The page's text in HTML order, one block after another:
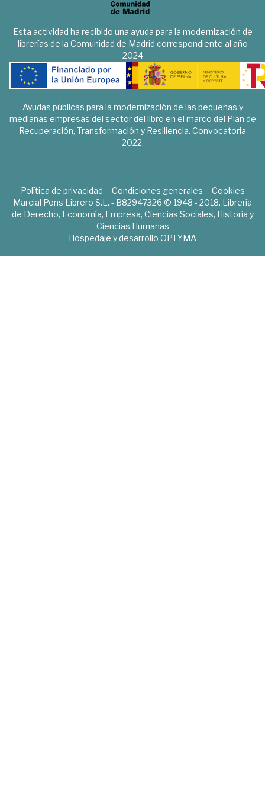
Esta actividad ha recibido una ayuda para la modernización de
librerías de la Comunidad de Madrid correspondiente al año
2024
Ayudas públicas para la modernización de las pequeñas y
medianas empresas del sector del libro en el marco del Plan de
Recuperación, Transformación y Resiliencia. Convocatoria
2022.
Política de privacidad Condiciones generales
Cookies
Marcial Pons Librero S.L. - B82947326 © 1948 - 2018. Librería
de Derecho, Economía, Empresa, Ciencias Sociales, Historia y
Ciencias Humanas
Hospedaje y desarrollo OPTYMA